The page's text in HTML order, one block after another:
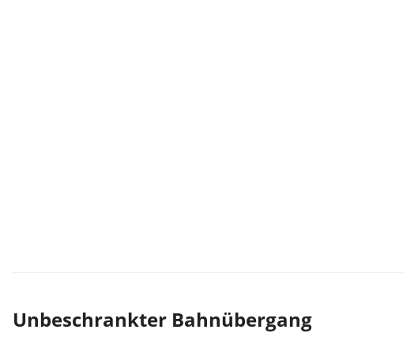
Unbeschrankter Bahnübergang